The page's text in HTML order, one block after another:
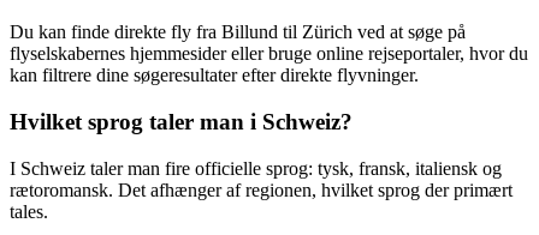
Du kan finde direkte fly fra Billund til Zürich ved at søge på
flyselskabernes hjemmesider eller bruge online rejseportaler, hvor du
kan filtrere dine søgeresultater efter direkte flyvninger.
Hvilket sprog taler man i Schweiz?
I Schweiz taler man fire officielle sprog: tysk, fransk, italiensk og
rætoromansk. Det afhænger af regionen, hvilket sprog der primært
tales.